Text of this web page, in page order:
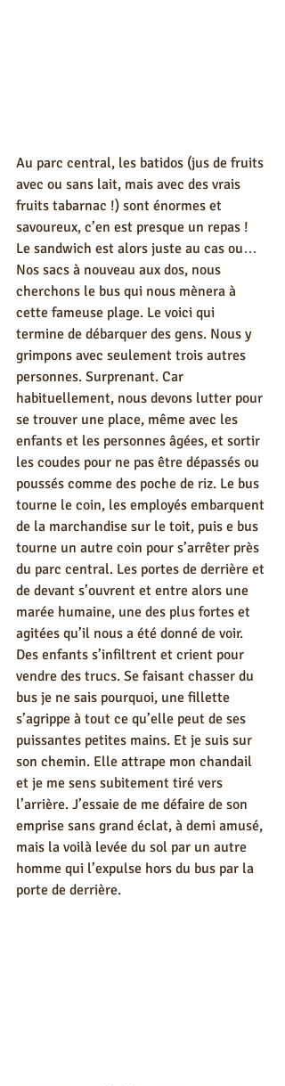
Au parc central, les batidos (jus de fruits
avec ou sans lait, mais avec des vrais
fruits tabarnac !) sont énormes et
savoureux, c’en est presque un repas !
Le sandwich est alors juste au cas ou…
Nos sacs à nouveau aux dos, nous
cherchons le bus qui nous mènera à
cette fameuse plage. Le voici qui
termine de débarquer des gens. Nous y
grimpons avec seulement trois autres
personnes. Surprenant. Car
habituellement, nous devons lutter pour
se trouver une place, même avec les
enfants et les personnes âgées, et sortir
les coudes pour ne pas être dépassés ou
poussés comme des poche de riz. Le bus
tourne le coin, les employés embarquent
de la marchandise sur le toit, puis e bus
tourne un autre coin pour s’arrêter près
du parc central. Les portes de derrière et
de devant s’ouvrent et entre alors une
marée humaine, une des plus fortes et
agitées qu’il nous a été donné de voir.
Des enfants s’infiltrent et crient pour
vendre des trucs. Se faisant chasser du
bus je ne sais pourquoi, une fillette
s’agrippe à tout ce qu’elle peut de ses
puissantes petites mains. Et je suis sur
son chemin. Elle attrape mon chandail
et je me sens subitement tiré vers
l’arrière. J’essaie de me défaire de son
emprise sans grand éclat, à demi amusé,
mais la voilà levée du sol par un autre
homme qui l’expulse hors du bus par la
porte de derrière.